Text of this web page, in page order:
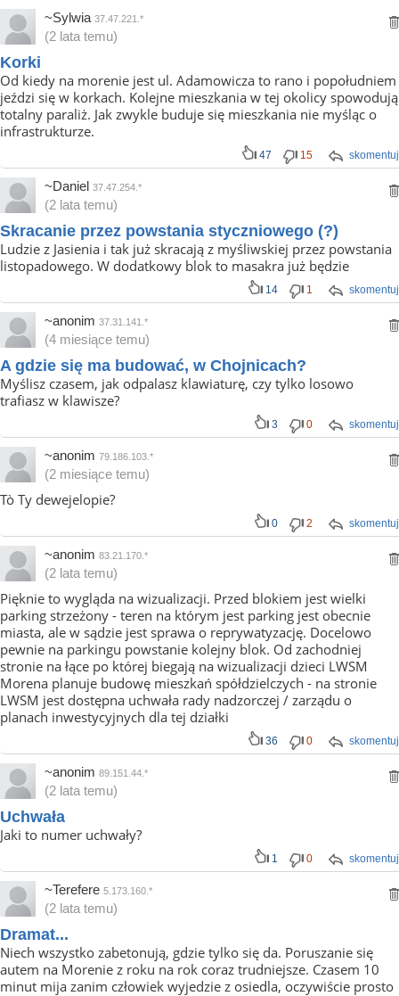
~Sylwia 37.47.221.*
(2 lata temu)
Korki
Od kiedy na morenie jest ul. Adamowicza to rano i popołudniem
jeździ się w korkach. Kolejne mieszkania w tej okolicy spowodują
totalny paraliż. Jak zwykle buduje się mieszkania nie myśląc o
infrastrukturze.
skomentuj
47 15
~Daniel 37.47.254.*
(2 lata temu)
Skracanie przez powstania styczniowego (?)
Ludzie z Jasienia i tak już skracają z myśliwskiej przez powstania
listopadowego. W dodatkowy blok to masakra już będzie
skomentuj
14 1
~anonim 37.31.141.*
(4 miesiące temu)
A gdzie się ma budować, w Chojnicach?
Myślisz czasem, jak odpalasz klawiaturę, czy tylko losowo
trafiasz w klawisze?
skomentuj
3 0
~anonim 79.186.103.*
(2 miesiące temu)
Tò Ty dewejelopie?
skomentuj
0 2
~anonim 83.21.170.*
(2 lata temu)
Pięknie to wygląda na wizualizacji. Przed blokiem jest wielki
parking strzeżony - teren na którym jest parking jest obecnie
miasta, ale w sądzie jest sprawa o reprywatyzację. Docelowo
pewnie na parkingu powstanie kolejny blok. Od zachodniej
stronie na łące po której biegają na wizualizacji dzieci LWSM
Morena planuje budowę mieszkań spółdzielczych - na stronie
LWSM jest dostępna uchwała rady nadzorczej / zarządu o
planach inwestycyjnych dla tej działki
skomentuj
36 0
~anonim 89.151.44.*
(2 lata temu)
Uchwała
Jaki to numer uchwały?
skomentuj
1 0
~Terefere 5.173.160.*
(2 lata temu)
Dramat...
Niech wszystko zabetonują, gdzie tylko się da. Poruszanie się
autem na Morenie z roku na rok coraz trudniejsze. Czasem 10
minut mija zanim człowiek wyjedzie z osiedla, oczywiście prosto